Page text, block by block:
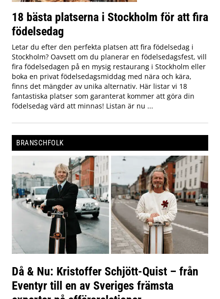
18 bästa platserna i Stockholm för att fira
födelsedag
Letar du efter den perfekta platsen att fira födelsedag i
Stockholm? Oavsett om du planerar en födelsedagsfest, vill
fira födelsedagen på en mysig restaurang i Stockholm eller
boka en privat födelsedagsmiddag med nära och kära,
finns det mängder av unika alternativ. Här listar vi 18
fantastiska platser som garanterat kommer att göra din
födelsedag värd att minnas! Listan är nu ...
BRANSCHFOLK
Då & Nu: Kristoffer Schjött-Quist – från
Eventyr till en av Sveriges främsta